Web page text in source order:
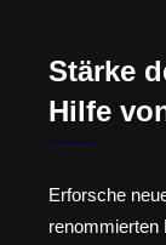
Stärke
Hilfe
Erforsche
renommierten